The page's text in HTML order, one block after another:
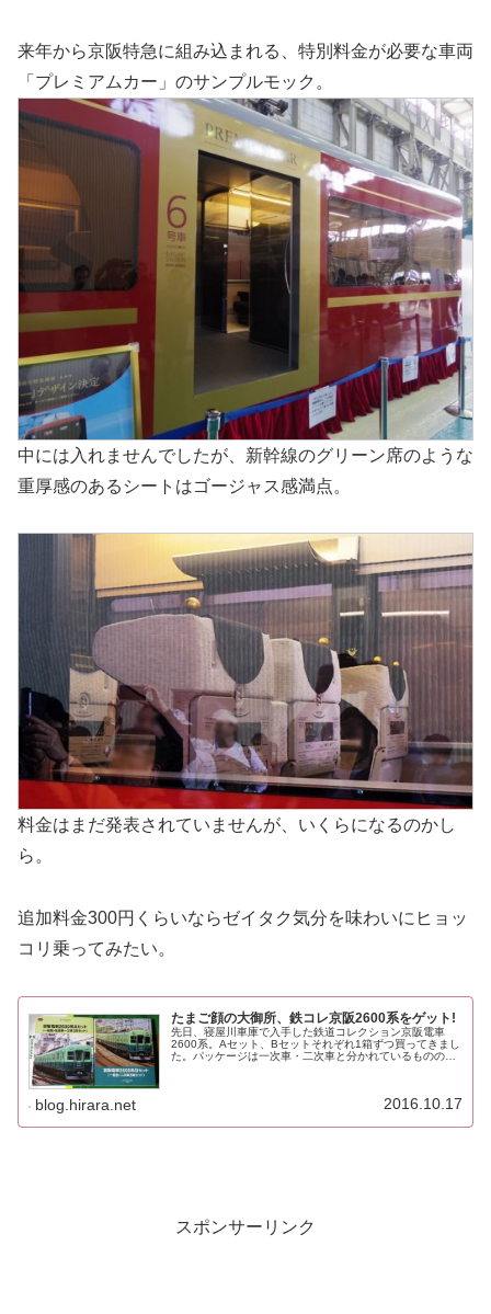
来年から京阪特急に組み込まれる、特別料金が必要な車両
「プレミアムカー」のサンプルモック。
中には入れませんでしたが、新幹線のグリーン席のような
重厚感のあるシートはゴージャス感満点。
料金はまだ発表されていませんが、いくらになるのかし
ら。
追加料金300円くらいならゼイタク気分を味わいにヒョッ
コリ乗ってみたい。
たまご顔の大御所、鉄コレ京阪2600系をゲット!
先日、寝屋川車庫で入手した鉄道コレクション京阪電車
2600系。Aセット、Bセットそれぞれ1箱ずつ買ってきまし
た。パッケージは一次車・二次車と分かれているものの、
blog.hirara.net 2016.10.17
スポンサーリンク